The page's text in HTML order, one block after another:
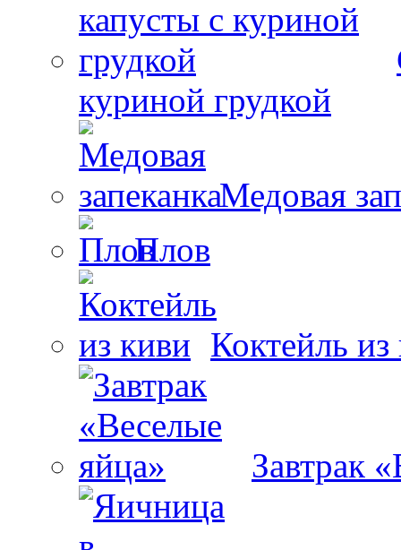
куриной грудкой
Медовая
Плов
Коктейль из
Завтрак